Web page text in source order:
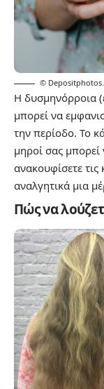
©
Η δυσμηνόρροια
μπορεί να
την περίοδο. Το
μηροί σας
ανακουφίσετε τις
αναλγητικά μια
Πώς να